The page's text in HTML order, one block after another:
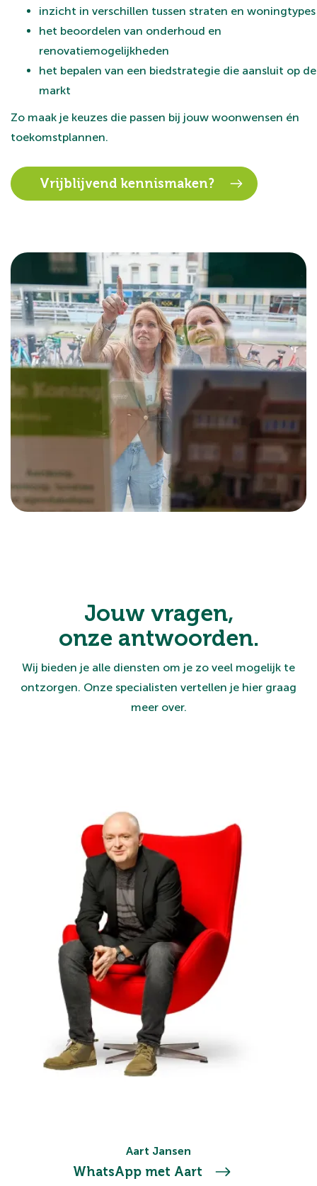
inzicht in verschillen tussen straten en woningtypes
het beoordelen van onderhoud en
renovatiemogelijkheden
het bepalen van een biedstrategie die aansluit op de
markt
Zo maak je keuzes die passen bij jouw woonwensen én
toekomstplannen.
Vrijblijvend kennismaken?
Jouw vragen,
onze antwoorden.
Wij bieden je alle diensten om je zo veel mogelijk te
ontzorgen. Onze specialisten vertellen je hier graag
meer over.
Aart Jansen
WhatsApp met Aart